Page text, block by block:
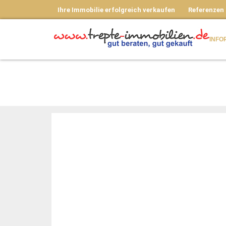
Ihre Immobilie erfolgreich verkaufen Referenzen